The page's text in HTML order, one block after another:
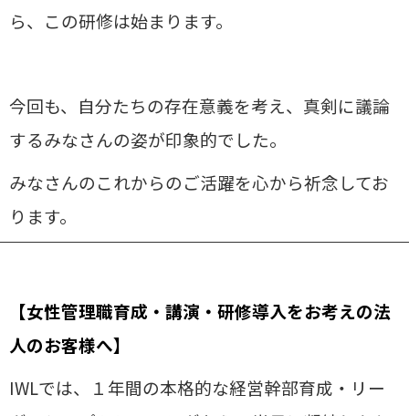
ら、この研修は始まります。
今回も、自分たちの存在意義を考え、真剣に議論
するみなさんの姿が印象的でした。
みなさんのこれからのご活躍を心から祈念してお
ります。
【女性管理職育成・講演・研修導入をお考えの法
人のお客様へ】
IWLでは、１年間の本格的な経営幹部育成・リー